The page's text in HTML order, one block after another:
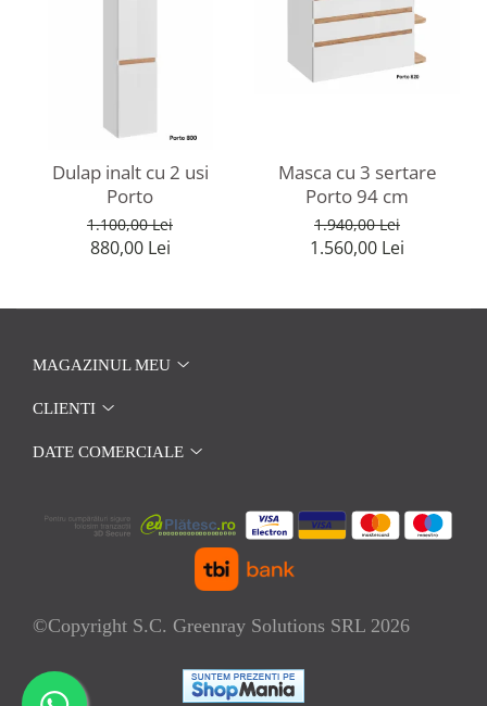
Dulap inalt cu 2 usi
Porto
1.100,00 Lei
880,00 Lei
Masca cu 3 sertare
Porto 94 cm
1.940,00 Lei
1.560,00 Lei
MAGAZINUL MEU
CLIENTI
DATE COMERCIALE
©Copyright S.C. Greenray Solutions SRL 2026